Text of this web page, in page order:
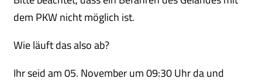
dem PKW nicht möglich ist.
Wie läuft das also ab?
Ihr seid am 05. November um 09:30 Uhr da und